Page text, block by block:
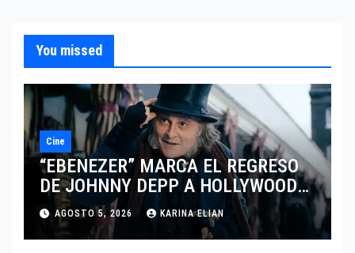
You missed
Cine
“EBENEZER” MARCA EL REGRESO
DE JOHNNY DEPP A HOLLYWOOD
TRAS SU PASO POR EL CINE
INDEPENDIENTE EUROPEO
AGOSTO 5, 2026 KARINA ELIAN